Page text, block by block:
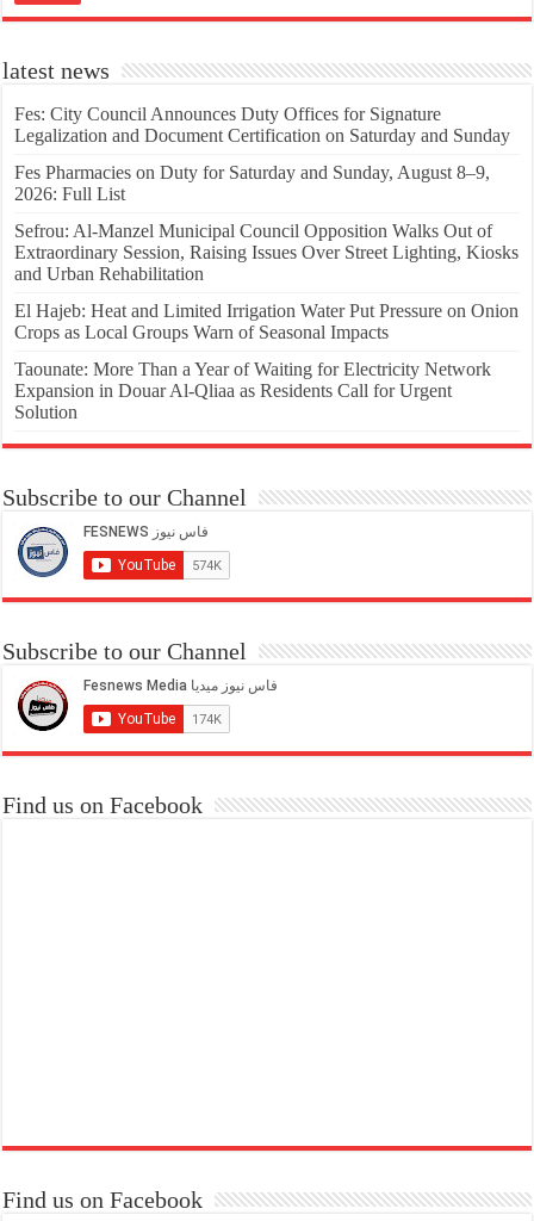
latest news
Fes: City Council Announces Duty Offices for Signature
Legalization and Document Certification on Saturday and Sunday
Fes Pharmacies on Duty for Saturday and Sunday, August 8–9,
2026: Full List
Sefrou: Al-Manzel Municipal Council Opposition Walks Out of
Extraordinary Session, Raising Issues Over Street Lighting, Kiosks
and Urban Rehabilitation
El Hajeb: Heat and Limited Irrigation Water Put Pressure on Onion
Crops as Local Groups Warn of Seasonal Impacts
Taounate: More Than a Year of Waiting for Electricity Network
Expansion in Douar Al-Qliaa as Residents Call for Urgent
Solution
Subscribe to our Channel
Subscribe to our Channel
Find us on Facebook
Find us on Facebook